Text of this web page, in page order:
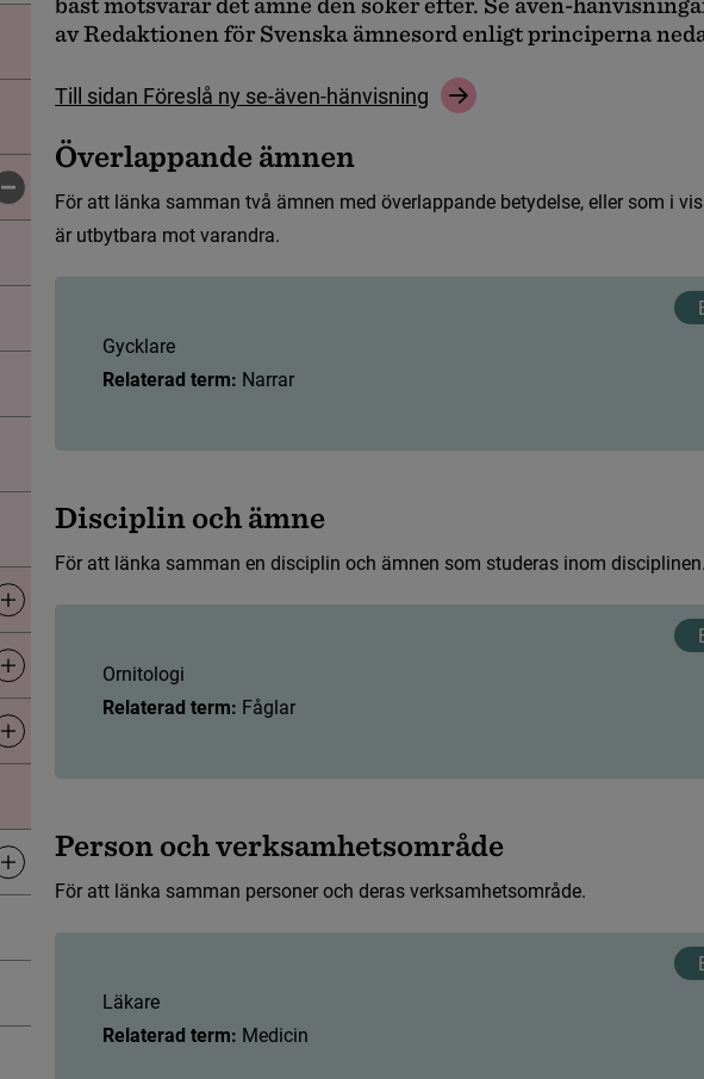
Undersidor för Principer för konstruktion
Undersidor för Typer av ämnesord
Undersidor för Särskilda ämnesområden
Undersidor för Föreslå ny term
Undersidor för Genre/form - Svenska ämnesord
avRedaktionenför Svenska ämnesordenligtprincipernaned
Till sidan Föreslå ny se-även-hänvisning
Överlappandeämnen
För att länka samman två ämnen med överlappande betydelse, eller som i vis
är utbytbara mot varandra.
Gycklare
Relaterad term: Narrar
Disciplinochämne
För att länka samman en disciplin och ämnen som studeras inom disciplinen
Ornitologi
Relaterad term: Fåglar
Personochverksamhetsområde
För att länka samman personer och deras verksamhetsområde.
Läkare
Relaterad term: Medicin